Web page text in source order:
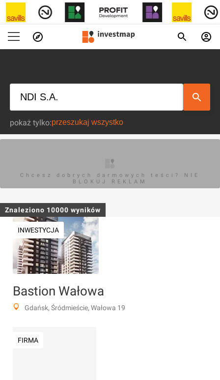
pokaż tylko:
Chcesz dobrych darmowych teści? NIE
BLOKUJ REKLAM
Znaleziono 10000 wyników
INWESTYCJA
Bastion Wałowa
Gdańsk, Śródmieście, Wałowa 19
FIRMA